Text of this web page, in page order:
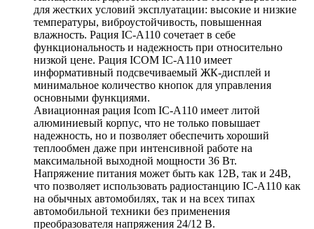
для жестких условий эксплуатации: высокие и низкие
температуры, виброустойчивость, повышенная
влажность. Рация IC-A110 сочетает в себе
функциональность и надежность при относительно
низкой цене. Рация ICOM IC-A110 имеет
информативный подсвечиваемый ЖК-дисплей и
минимальное количество кнопок для управления
основными функциями.
Авиационная рация Icom IC-A110 имеет литой
алюминиевый корпус, что не только повышает
надежность, но и позволяет обеспечить хороший
теплообмен даже при интенсивной работе на
максимальной выходной мощности 36 Вт.
Напряжение питания может быть как 12В, так и 24В,
что позволяет использовать радиостанцию IC-A110 как
на обычных автомобилях, так и на всех типах
автомобильной техники без применения
преобразователя напряжения 24/12 В.